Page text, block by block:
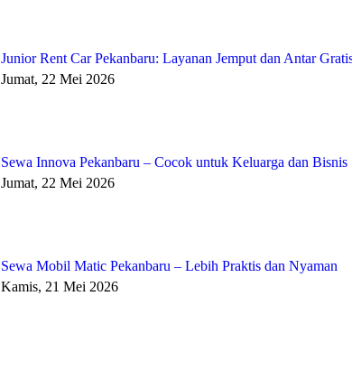
Junior Rent Car Pekanbaru: Layanan Jemput dan Antar
Jumat, 22 Mei 2026
Sewa Innova Pekanbaru – Cocok untuk Keluarga dan Bisnis
Jumat, 22 Mei 2026
Sewa Mobil Matic Pekanbaru – Lebih Praktis dan Nyaman
Kamis, 21 Mei 2026